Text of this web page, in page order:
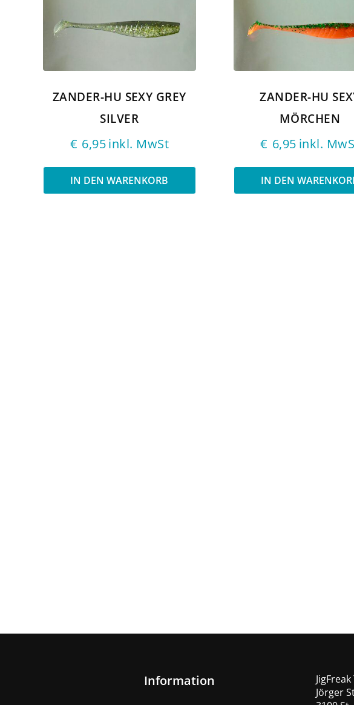
ZANDER-HU SEXY GREY
SILVER
€ 6,95inkl. MwSt
IN DEN WARENKORB
ZANDER-HU
MÖRCHEN
€ 6,95 inkl.
IN DEN
Information
Jörger